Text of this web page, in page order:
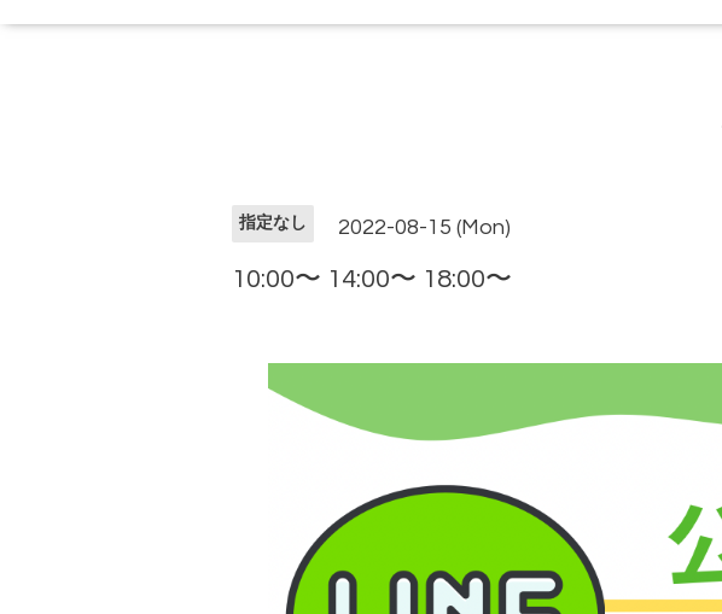
指定なし 2022-08-15 (Mon)
10:00〜 14:00〜 18:00〜